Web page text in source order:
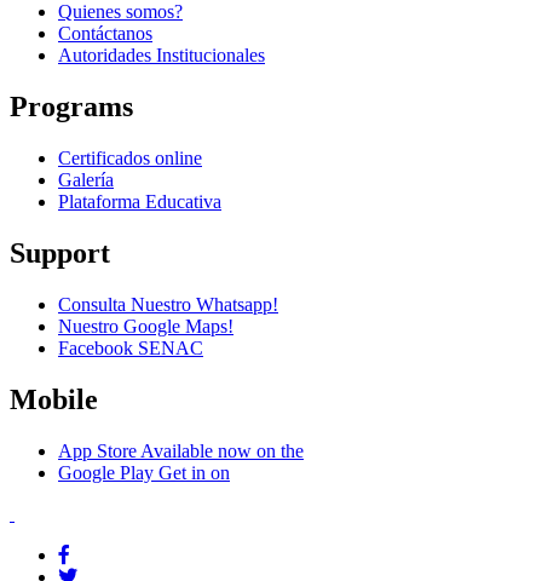
Quienes somos?
Contáctanos
Autoridades Institucionales
Programs
Certificados online
Galería
Plataforma Educativa
Support
Consulta Nuestro Whatsapp!
Nuestro Google Maps!
Facebook SENAC
Mobile
App Store Available now on the
Google Play Get in on